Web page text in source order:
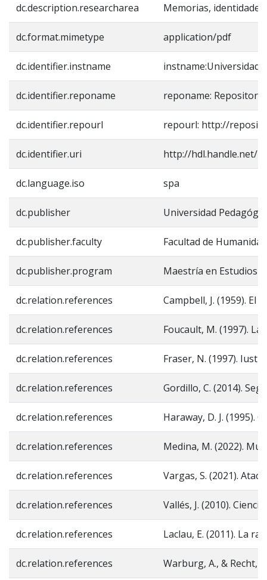
dc.description.researcharea Memorias,
dc.format.mimetype application/pdf
dc.identifier.instname instname:Universidad
dc.identifier.reponame reponame:
dc.identifier.repourl repourl: http://
dc.identifier.uri http://hdl.handle.net/
dc.language.iso spa
dc.publisher Universidad
dc.publisher.faculty Facultad de
dc.publisher.program Maestría en Estudios
dc.relation.references Campbell, J. (1959). El
dc.relation.references Foucault, M. (1997).
dc.relation.references Fraser, N. (1997).
dc.relation.references Gordillo, C. (2014).
dc.relation.references Haraway, D. J. (1995).
dc.relation.references Medina, M. (2022).
dc.relation.references Vargas, S. (2021).
dc.relation.references Vallés, J. (2010).
dc.relation.references Laclau, E. (2011). La
dc.relation.references Warburg, A., & Recht,